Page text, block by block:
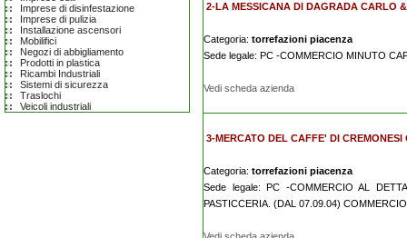
Imprese di disinfestazione
Imprese di pulizia
Installazione ascensori
Mobilifici
Negozi di abbigliamento
Prodotti in plastica
Ricambi Industriali
Sistemi di sicurezza
Traslochi
Veicoli industriali
2-LA MESSICANA DI DAGRADA CARLO
Categoria: torrefazioni piacenza
Sede legale: PC -COMMERCIO MINUTO
Vedi scheda azienda
3-MERCATO DEL CAFFE' DI
Categoria: torrefazioni piacenza
Sede legale: PC -COMMERCIO AL
PASTICCERIA. (DAL 07.09.04)